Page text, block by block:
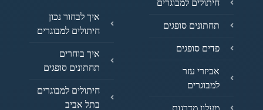
חיתולים למבוגרים
תחתונים סופגים
פדים סופגים
אביזרי עזר
למבוגרים
איך לבחור נכון
חיתולים למבוגרים
איך בוחרים
תחתונים סופגים
חיתולים למבוגרים
בתל אביב